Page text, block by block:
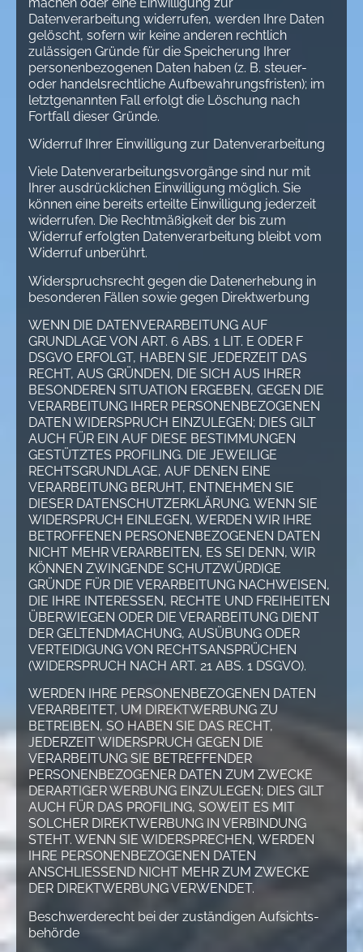
Datenverarbeitung widerrufen, werden Ihre Daten
gelöscht, sofern wir keine anderen rechtlich
zulässigen Gründe für die Speicherung Ihrer
personenbezogenen Daten haben (z. B. steuer-
oder handelsrechtliche Aufbewahrungsfristen); im
letztgenannten Fall erfolgt die Löschung nach
Fortfall dieser Gründe.
Widerruf Ihrer Einwilligung zur Datenverarbeitung
Viele Datenverarbeitungsvorgänge sind nur mit
Ihrer ausdrücklichen Einwilligung möglich. Sie
können eine bereits erteilte Einwilligung jederzeit
widerrufen. Die Rechtmäßigkeit der bis zum
Widerruf erfolgten Datenverarbeitung bleibt vom
Widerruf unberührt.
Widerspruchsrecht gegen die Datenerhebung in
besonderen Fällen sowie gegen Direktwerbung
WENN DIE DATENVERARBEITUNG AUF
GRUNDLAGE VON ART. 6 ABS. 1 LIT. E ODER F
DSGVO ERFOLGT, HABEN SIE JEDERZEIT DAS
RECHT, AUS GRÜNDEN, DIE SICH AUS IHRER
BESONDEREN SITUATION ERGEBEN, GEGEN DIE
VERARBEITUNG IHRER PERSONENBEZOGENEN
DATEN WIDERSPRUCH EINZULEGEN; DIES GILT
AUCH FÜR EIN AUF DIESE BESTIMMUNGEN
GESTÜTZTES PROFILING. DIE JEWEILIGE
RECHTSGRUNDLAGE, AUF DENEN EINE
VERARBEITUNG BERUHT, ENTNEHMEN SIE
DIESER DATENSCHUTZERKLÄRUNG. WENN SIE
WIDERSPRUCH EINLEGEN, WERDEN WIR IHRE
BETROFFENEN PERSONENBEZOGENEN DATEN
NICHT MEHR VERARBEITEN, ES SEI DENN, WIR
KÖNNEN ZWINGENDE SCHUTZWÜRDIGE
GRÜNDE FÜR DIE VERARBEITUNG NACHWEISEN,
DIE IHRE INTERESSEN, RECHTE UND FREIHEITEN
ÜBERWIEGEN ODER DIE VERARBEITUNG DIENT
DER GELTENDMACHUNG, AUSÜBUNG ODER
VERTEIDIGUNG VON RECHTSANSPRÜCHEN
(WIDERSPRUCH NACH ART. 21 ABS. 1 DSGVO).
WERDEN IHRE PERSONENBEZOGENEN DATEN
VERARBEITET, UM DIREKTWERBUNG ZU
BETREIBEN, SO HABEN SIE DAS RECHT,
JEDERZEIT WIDERSPRUCH GEGEN DIE
VERARBEITUNG SIE BETREFFENDER
PERSONENBEZOGENER DATEN ZUM ZWECKE
DERARTIGER WERBUNG EINZULEGEN; DIES GILT
AUCH FÜR DAS PROFILING, SOWEIT ES MIT
SOLCHER DIREKTWERBUNG IN VERBINDUNG
STEHT. WENN SIE WIDERSPRECHEN, WERDEN
IHRE PERSONENBEZOGENEN DATEN
ANSCHLIESSEND NICHT MEHR ZUM ZWECKE
DER DIREKTWERBUNG VERWENDET.
Beschwerde­recht bei der zuständigen Aufsichts­
behörde